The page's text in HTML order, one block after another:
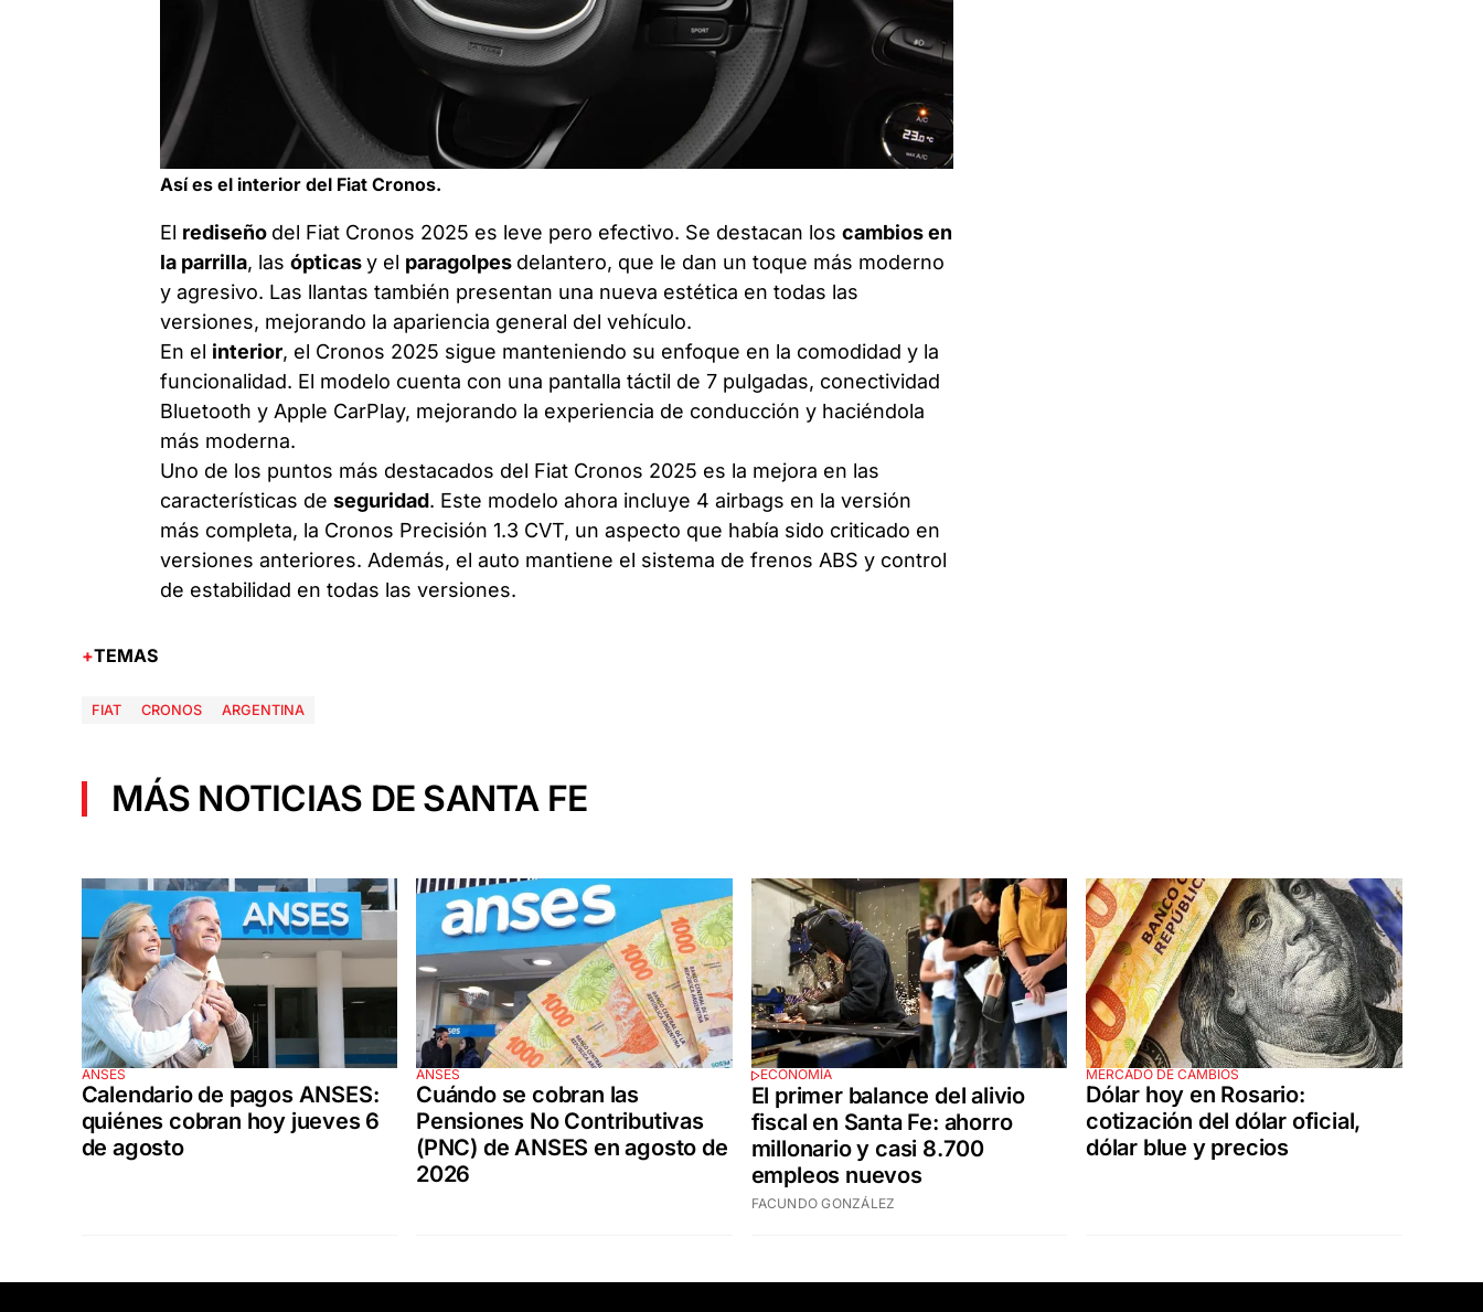
Así es el interior del Fiat Cronos.
El rediseño del Fiat Cronos 2025 es leve pero efectivo. Se destacan loscambios en
la parrilla, lasópticasy el paragolpes delantero, que le dan un toque más moderno
y agresivo. Las llantas también presentan una nueva estética en todas las
versiones, mejorando la apariencia general del vehículo.
En el interior, el Cronos 2025 sigue manteniendo su enfoque en la comodidad y la
funcionalidad. El modelo cuenta con una pantalla táctil de 7 pulgadas, conectividad
Bluetooth y Apple CarPlay, mejorando la experiencia de conducción y haciéndola
más moderna.
Uno de los puntos más destacados del Fiat Cronos 2025 es la mejora en las
características deseguridad. Este modelo ahora incluye 4 airbags en la versión
más completa, la Cronos Precisión 1.3 CVT, un aspecto que había sido criticado en
versiones anteriores. Además, el auto mantiene el sistema de frenos ABS y control
de estabilidad en todas las versiones.
TEMAS
FIAT CRONOS ARGENTINA
MÁS NOTICIAS DE SANTA FE
ANSES
Calendario de pagos ANSES:
quiénes cobran hoy jueves 6
de agosto
ANSES
Cuándo se cobran las
Pensiones No Contributivas
(PNC) de ANSES en agosto de
2026
ECONOMÍA
El primer balance del alivio
fiscal en Santa Fe: ahorro
millonario y casi 8.700
empleos nuevos
FACUNDO GONZÁLEZ
MERCADO DE CAMBIOS
Dólar hoy en Rosario:
cotización del dólar oficial,
dólar blue y precios